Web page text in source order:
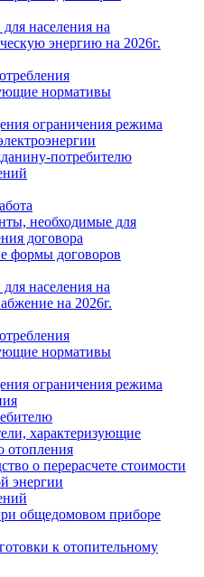
населения на
энергию на 2026г.
нормативы
ограничения режима
потребителю
необходимые для
договора
формы договоров
населения на
на 2026г.
нормативы
ограничения режима
характеризующие
отопления
о перерасчете стоимости
энергии
общедомовом приборе
к отопительному